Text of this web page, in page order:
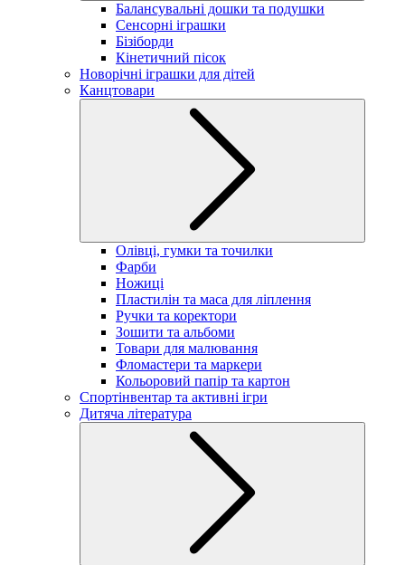
Балансувальні дошки та подушки
Сенсорні іграшки
Бізіборди
Кінетичний пісок
Новорічні іграшки для дітей
Канцтовари
Олівці, гумки та точилки
Фарби
Ножиці
Пластилін та маса для ліплення
Ручки та коректори
Зошити та альбоми
Товари для малювання
Фломастери та маркери
Кольоровий папір та картон
Спортінвентар та активні ігри
Дитяча література